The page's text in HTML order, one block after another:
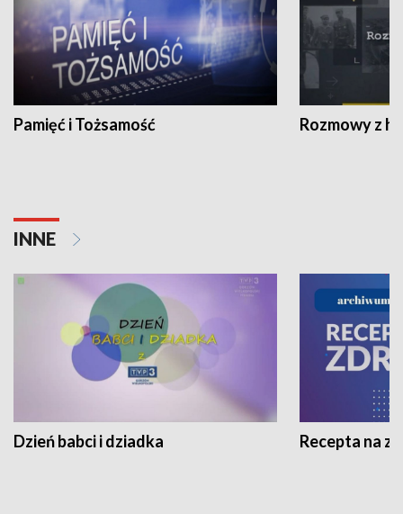
Pamięć i Tożsamość Rozmowy z
INNE
Dzień babci i dziadka Recepta na